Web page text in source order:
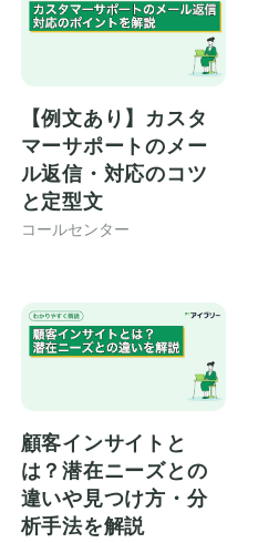
【例文あり】カスタ
マーサポートのメー
ル返信・対応のコツ
と定型文
コールセンター
顧客インサイトと
は？潜在ニーズとの
違いや見つけ方・分
析手法を解説